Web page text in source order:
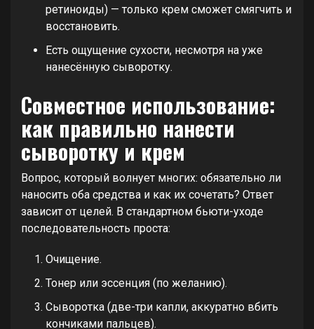
ретиноиды) — только крем сможет смягчить и
восстановить.
Есть ощущение сухости, несмотря на уже
нанесённую сыворотку.
Совместное использование:
как правильно нанести
сыворотку и крем
Вопрос, который волнует многих: обязательно ли
наносить оба средства и как их сочетать? Ответ
зависит от целей. В стандартном бьюти-уходе
последовательность проста:
Очищение.
Тонер или эссенция (по желанию).
Сыворотка (две-три капли, аккуратно вбить
кончиками пальцев).